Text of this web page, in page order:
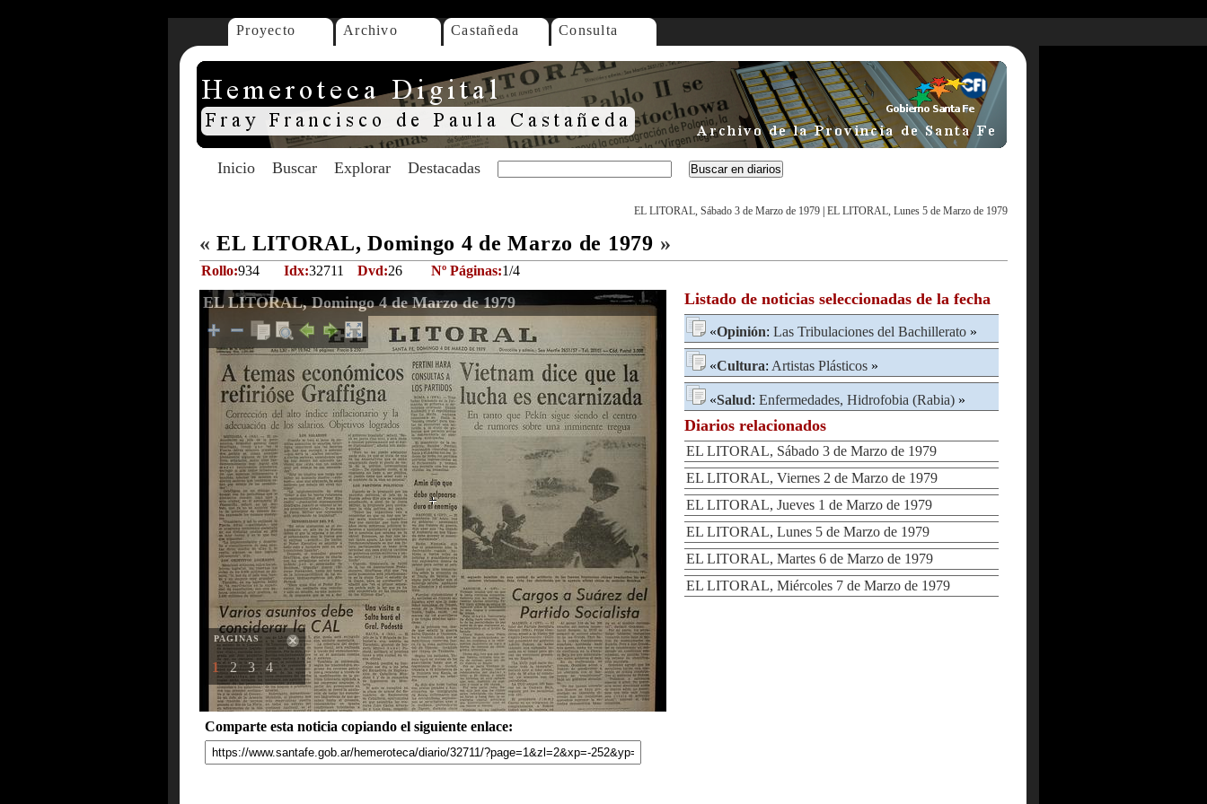
Proyecto Archivo Castañeda Consulta
Inicio Buscar Explorar Destacadas
EL LITORAL, Sábado 3 de Marzo de 1979 EL LITORAL, Lunes 5 de Marzo de 1979
« EL LITORAL, Domingo 4 de Marzo de 1979 »
Rollo:934 Idx:32711 Dvd:26 Nº Páginas:1/4
EL LITORAL, Domingo 4 de Marzo de 1979
PAGINAS
1 2 3 4
Comparte esta noticia copiando el siguiente enlace:
Listado de noticias seleccionadas de la fecha
«Opinión: Las Tribulaciones del Bachillerato »
«Cultura: Artistas Plásticos »
«Salud: Enfermedades, Hidrofobia (Rabia) »
Diarios relacionados
EL LITORAL, Sábado 3 de Marzo de 1979
EL LITORAL, Viernes 2 de Marzo de 1979
EL LITORAL, Jueves 1 de Marzo de 1979
EL LITORAL, Lunes 5 de Marzo de 1979
EL LITORAL, Martes 6 de Marzo de 1979
EL LITORAL, Miércoles 7 de Marzo de 1979